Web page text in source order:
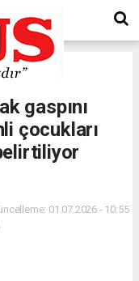
gaspını
çocukları
01.07.2026 - 10:55